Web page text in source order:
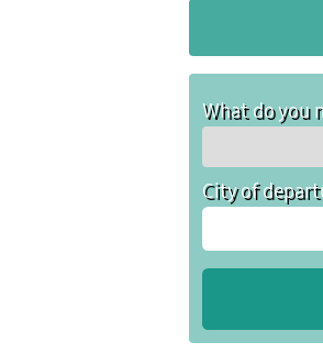
What do you
City of